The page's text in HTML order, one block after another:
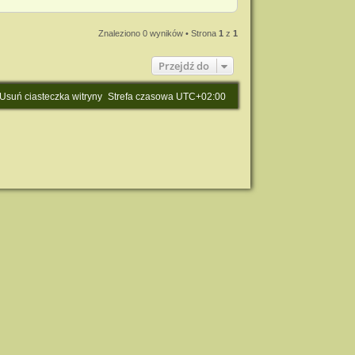
Znaleziono 0 wyników • Strona1 z1
Przejdź do
Strefa czasowa UTC+02:00
Usuń ciasteczka witryny